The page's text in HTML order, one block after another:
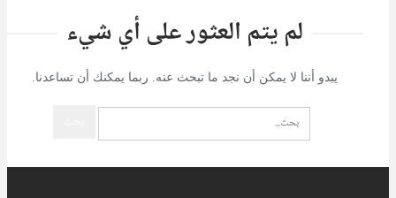
لم يتم العثور على أي شيء
يبدو أننا لا يمكن أن نجد ما تبحث عنه. ربما يمكنك أن تساعدنا.